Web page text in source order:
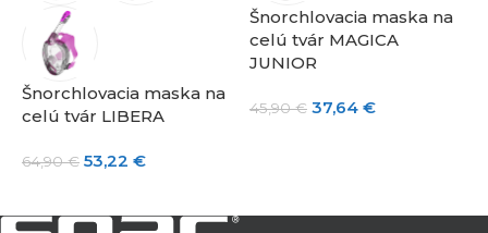
Šnorchlovacia maska na
celú tvár LIBERA
64,90€ 53,22 €
Šnorchlovacia maska na
celú tvár MAGICA
JUNIOR
45,90€ 37,64 €